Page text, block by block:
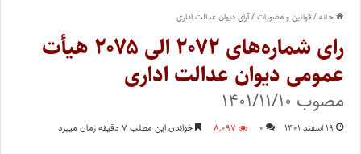
خانه/قوانین و مصوبات/آرای دیوان عدالت اداری
رای شماره‌های ۲۰۷۲ الی ۲۰۷۵ هیأت
عمومی دیوان عدالت اداری
مصوب ۱۴۰۱/۱۱/۱۰
۱۹ اسفند ۱۴۰۱ ۰ ۸,۰۹۷ خواندن این مطلب ۷ دقیقه زمان میبرد